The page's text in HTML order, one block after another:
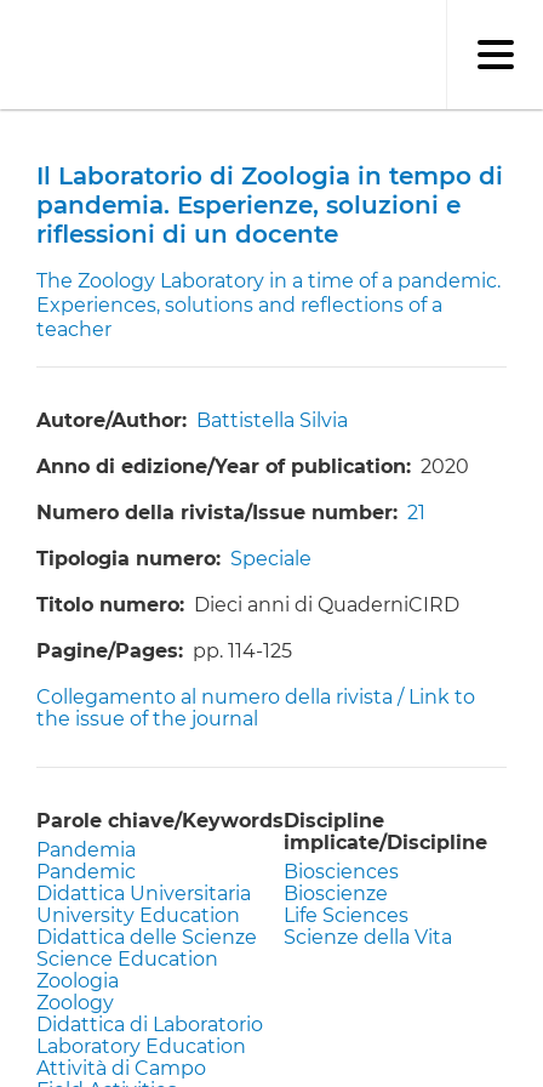
Il Laboratorio di Zoologia in tempo di
pandemia. Esperienze, soluzioni e
riflessioni di un docente
The Zoology Laboratory in a time of a pandemic.
Experiences, solutions and reflections of a
teacher
Autore/Author
Battistella Silvia
Anno di edizione/Year of publication
2020
Numero della rivista/Issue number
21
Tipologia numero
Speciale
Titolo numero
Dieci anni di QuaderniCIRD
Pagine/Pages
pp. 114-125
Collegamento al numero della rivista / Link to
the issue of the journal
Parole chiave/Keywords
Pandemia
Pandemic
Didattica Universitaria
University Education
Didattica delle Scienze
Science Education
Zoologia
Zoology
Didattica di Laboratorio
Laboratory Education
Attività di Campo
Discipline
implicate/Discipline
Biosciences
Bioscienze
Life Sciences
Scienze della Vita